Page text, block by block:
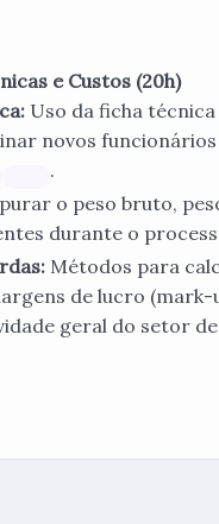
e Custos (20h)
Uso da ficha
novos
.
o peso bruto,
durante o
Métodos para
de lucro (mark-
geral do setor